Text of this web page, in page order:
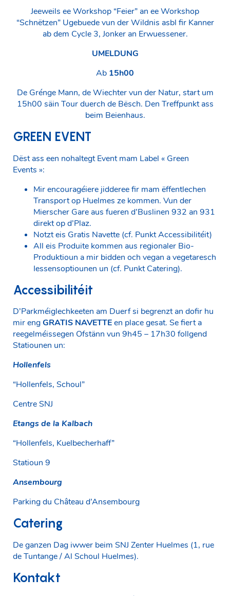
Jeeweils ee Workshop “Feier” an ee Workshop
“Schnëtzen” Ugebuede vun der Wildnis asbl fir Kanner
ab dem Cycle 3, Jonker an Erwuessener.
UMELDUNG
Ab 15h00
De Grénge Mann, de Wiechter vun der Natur, start um
15h00 säin Tour duerch de Bësch. Den Treffpunkt ass
beim Beienhaus.
GREEN EVENT
Dëst ass een nohaltegt Event mam Label « Green
Events »:
Mir encouragéiere jidderee fir mam ëffentlechen
Transport op Huelmes ze kommen. Vun der
Mierscher Gare aus fueren d’Buslinen 932 an 931
direkt op d’Plaz.
Notzt eis Gratis Navette (cf. Punkt Accessibilitéit)
All eis Produite kommen aus regionaler Bio-
Produktioun a mir bidden och vegan a vegetaresch
Iessensoptiounen un (cf. Punkt Catering).
Accessibilitéit
D’Parkméiglechkeeten am Duerf si begrenzt an dofir hu
mir engGRATIS NAVETTEen place gesat. Se fiert a
reegelméissegen Ofstänn vun 9h45 – 17h30 follgend
Statiounen un:
Hollenfels
“Hollenfels, Schoul”
Centre SNJ
Etangs de la Kalbach
“Hollenfels, Kuelbecherhaff”
Statioun 9
Ansembourg
Parking du Château d’Ansembourg
Catering
De ganzen Dag iwwer beim SNJ Zenter Huelmes (1, rue
de Tuntange / Al Schoul Huelmes).
Kontakt